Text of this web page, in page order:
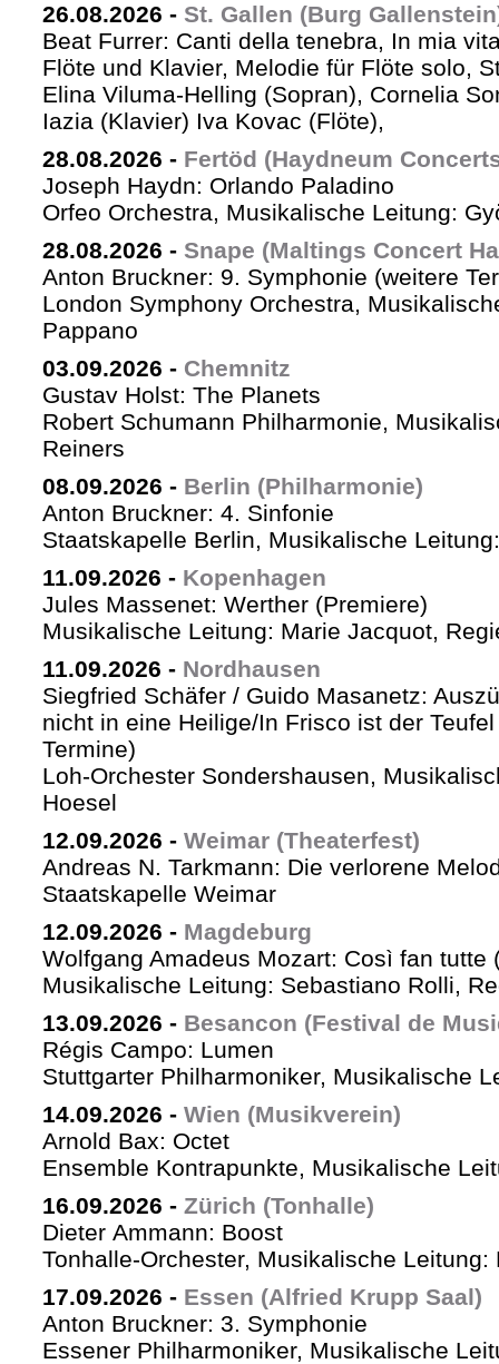
26.08.2026 - St. Gallen (Burg
Beat Furrer: Canti della tenebra, In mia
Flöte und Klavier, Melodie für Flöte solo,
Elina Viluma-Helling (Sopran), Cornelia
Iazia (Klavier) Iva Kovac (Flöte),
28.08.2026 - Fertöd (Haydneum
Joseph Haydn: Orlando Paladino
Orfeo Orchestra, Musikalische Leitung:
28.08.2026 - Snape (Maltings Concert
Anton Bruckner: 9. Symphonie (weitere
London Symphony Orchestra,
Pappano
03.09.2026 - Chemnitz
Gustav Holst: The Planets
Robert Schumann Philharmonie,
Reiners
08.09.2026 - Berlin (Philharmonie)
Anton Bruckner: 4. Sinfonie
Staatskapelle Berlin, Musikalische
11.09.2026 - Kopenhagen
Jules Massenet: Werther (Premiere)
Musikalische Leitung: Marie Jacquot,
11.09.2026 - Nordhausen
Siegfried Schäfer / Guido Masanetz:
nicht in eine Heilige/In Frisco ist der
Termine)
Loh-Orchester Sondershausen,
Hoesel
12.09.2026 - Weimar (Theaterfest)
Andreas N. Tarkmann: Die verlorene
Staatskapelle Weimar
12.09.2026 - Magdeburg
Wolfgang Amadeus Mozart: Così fan tutte
Musikalische Leitung: Sebastiano Rolli,
13.09.2026 - Besancon (Festival de
Régis Campo: Lumen
Stuttgarter Philharmoniker, Musikalische
14.09.2026 - Wien (Musikverein)
Arnold Bax: Octet
Ensemble Kontrapunkte, Musikalische
16.09.2026 - Zürich (Tonhalle)
Dieter Ammann: Boost
Tonhalle-Orchester, Musikalische Leitung:
17.09.2026 - Essen (Alfried Krupp Saal)
Anton Bruckner: 3. Symphonie
Essener Philharmoniker, Musikalische